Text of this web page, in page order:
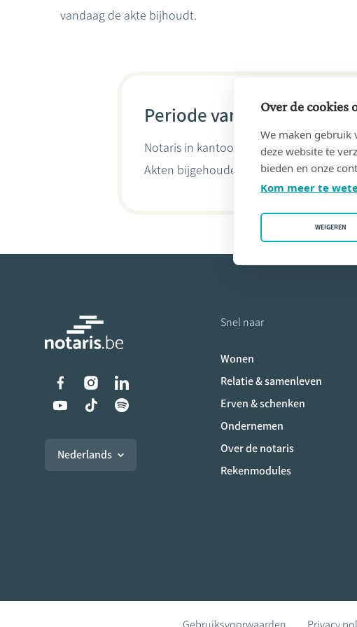
vandaag de akte bijhoudt.
Periode van 19/01/1995 tot
Notaris in kantoor Baudry Eddy & Anne-
Akten bijgehouden doorAnne-Sophie
Liens vers les réseaux
Nederlands
Snel naar
Wonen
Relatie & samenleven
Erven & schenken
Ondernemen
Over de notaris
Rekenmodules
Over de cookies
We maken gebruik
deze website te
bieden en onze
Kom meer te
WEIGEREN